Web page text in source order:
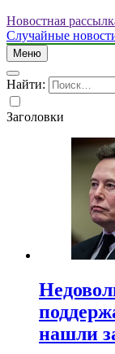
Новостная
Случайные
Меню
Найти:
Заголовки
нашли